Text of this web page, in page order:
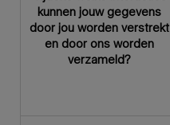
kunnen jouw gegevens
door jou worden verstrekt
en door ons worden
verzameld?